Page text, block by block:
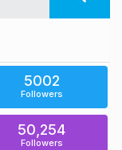
5002
Followers
50,254
Followers